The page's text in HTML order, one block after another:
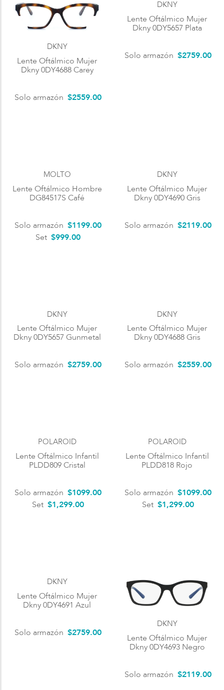
DKNY
Lente Oftálmico Mujer
Dkny 0DY4688 Carey
Solo armazón $2559.00
DKNY
Lente Oftálmico Mujer
Dkny 0DY5657 Plata
Solo armazón $2759.00
MOLTO
Lente Oftálmico Hombre
DG84517S Café
Solo armazón $1199.00
Set $999.00
DKNY
Lente Oftálmico Mujer
Dkny 0DY4690 Gris
Solo armazón $2119.00
DKNY
Lente Oftálmico Mujer
Dkny 0DY5657 Gunmetal
Solo armazón $2759.00
DKNY
Lente Oftálmico Mujer
Dkny 0DY4688 Gris
Solo armazón $2559.00
POLAROID
Lente Oftálmico Infantil
PLDD809 Cristal
Solo armazón $1099.00
Set $1,299.00
POLAROID
Lente Oftálmico Infantil
PLDD818 Rojo
Solo armazón $1099.00
Set $1,299.00
DKNY
Lente Oftálmico Mujer
Dkny 0DY4691 Azul
Solo armazón $2759.00
DKNY
Lente Oftálmico Mujer
Dkny 0DY4693 Negro
Solo armazón $2119.00